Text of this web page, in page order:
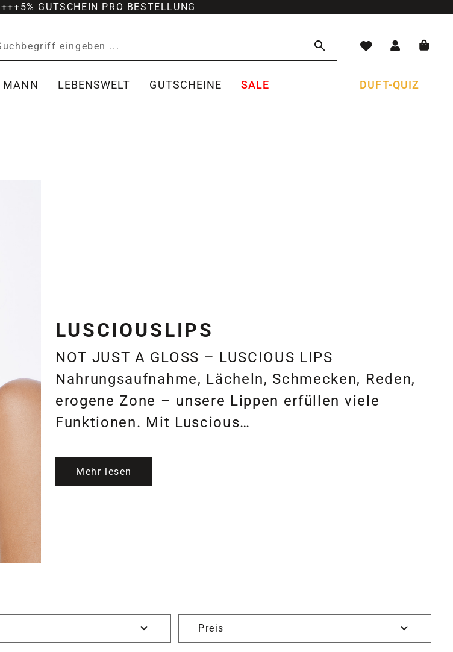
+++5% GUTSCHEIN PRO BESTELLUNG
MANN LEBENSWELT GUTSCHEINE SALE DUFT-QUIZ
LUSCIOUSLIPS
NOT JUST A GLOSS – LUSCIOUS LIPS
Nahrungsaufnahme, Lächeln, Schmecken, Reden,
erogene Zone – unsere Lippen erfüllen viele
Funktionen. Mit Luscious…
Mehr lesen
Preis